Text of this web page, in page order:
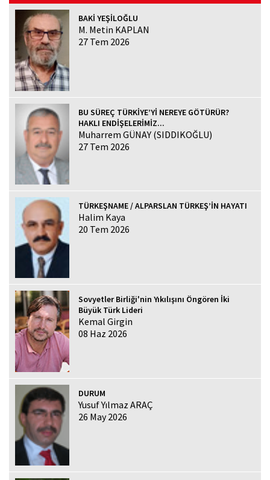
BAKİ YEŞİLOĞLU
M. Metin KAPLAN
27 Tem 2026
BU SÜREÇ TÜRKİYE’Yİ NEREYE GÖTÜRÜR?
HAKLI ENDİŞELERİMİZ...
Muharrem GÜNAY (SIDDIKOĞLU)
27 Tem 2026
TÜRKEŞNAME / ALPARSLAN TÜRKEŞ’İN HAYATI
Halim Kaya
20 Tem 2026
Sovyetler Birliği'nin Yıkılışını Öngören İki
Büyük Türk Lideri
Kemal Girgin
08 Haz 2026
DURUM
Yusuf Yılmaz ARAÇ
26 May 2026